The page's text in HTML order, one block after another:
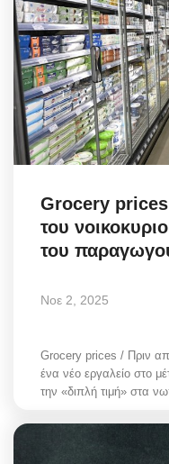
Grocery
του
του
Νοε 2, 2025
Grocery prices / Πριν
ένα νέο εργαλείο στο
την «διπλή τιμή» στα